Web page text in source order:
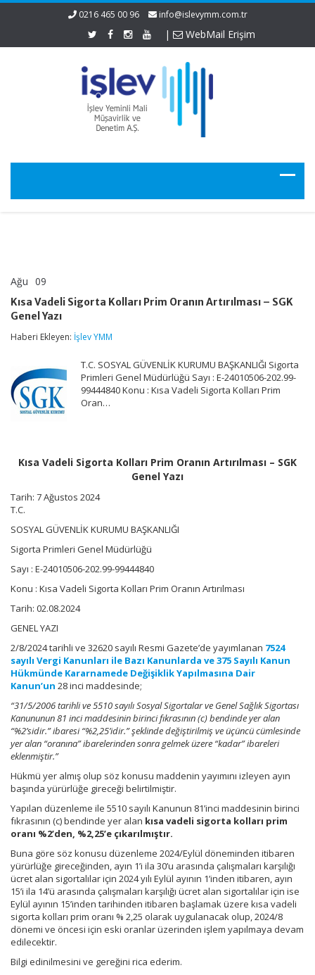
0216 465 00 96 info@islevymm.com.tr
| WebMail Erişim
Ağu 09
Sigorta
Oranın
SGK
Genel
için
Kısa Vadeli Sigorta Kolları Prim Oranın Artırılması – SGK
Genel Yazı
Haberi Ekleyen: İşlev YMM
T.C. SOSYAL GÜVENLİK KURUMU BAŞKANLIĞI Sigorta
Primleri Genel Müdürlüğü Sayı : E-24010506-202.99-
99444840 Konu : Kısa Vadeli Sigorta Kolları Prim
Oran…
Kısa Vadeli Sigorta Kolları Prim Oranın Artırılması – SGK
Genel Yazı
Tarih: 7 Ağustos 2024
T.C.
SOSYAL GÜVENLİK KURUMU BAŞKANLIĞI
Sigorta Primleri Genel Müdürlüğü
Sayı : E-24010506-202.99-99444840
Konu : Kısa Vadeli Sigorta Kolları Prim Oranın Artırılması
Tarih: 02.08.2024
GENEL YAZI
2/8/2024 tarihli ve 32620 sayılı Resmi Gazete’de yayımlanan 7524
sayılı Vergi Kanunları ile Bazı Kanunlarda ve 375 Sayılı Kanun
Hükmünde Kararnamede Değişiklik Yapılmasına Dair
Kanun’un 28 inci maddesinde;
“31/5/2006 tarihli ve 5510 sayılı Sosyal Sigortalar ve Genel Sağlık Sigortası
Kanununun 81 inci maddesinin birinci fıkrasının (c) bendinde yer alan
“%2’sidir.” ibaresi “%2,25’idir.” şeklinde değiştirilmiş ve üçüncü cümlesinde
yer alan “oranına” ibarelerinden sonra gelmek üzere “kadar” ibareleri
eklenmiştir.”
Hükmü yer almış olup söz konusu maddenin yayımını izleyen ayın
başında yürürlüğe gireceği belirtilmiştir.
Yapılan düzenleme ile 5510 sayılı Kanunun 81’inci maddesinin birinci
fıkrasının (c) bendinde yer alan kısa vadeli sigorta kolları prim
oranı %2’den, %2,25’e çıkarılmıştır.
Buna göre söz konusu düzenleme 2024/Eylül döneminden itibaren
yürürlüğe gireceğinden, ayın 1’i ila 30’u arasında çalışmaları karşılığı
ücret alan sigortalılar için 2024 yılı Eylül ayının 1’inden itibaren, ayın
15’i ila 14’ü arasında çalışmaları karşılığı ücret alan sigortalılar için ise
Eylül ayının 15’inden tarihinden itibaren başlamak üzere kısa vadeli
sigorta kolları prim oranı % 2,25 olarak uygulanacak olup, 2024/8
dönemi ve öncesi için eski oranlar üzerinden işlem yapılmaya devam
edilecektir.
Bilgi edinilmesini ve gereğini rica ederim.